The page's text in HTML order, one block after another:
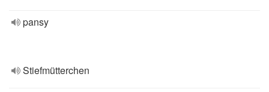
pansy
Stiefmütterchen